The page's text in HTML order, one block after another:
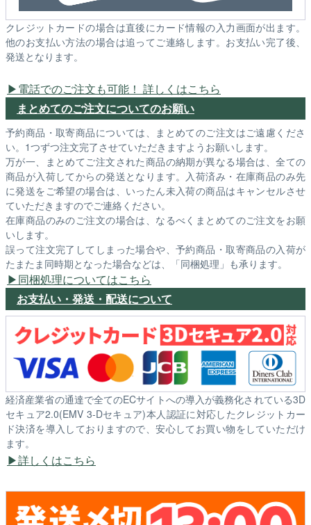
クレジットカードの場合は直後にカード情報の入力画面が出ます。
他のお支払い方法の場合は追ってご連絡します。お支払い完了後、
発送となります。
電話でのご注文も可能！ 詳しくはこちら
まとめてのご注文についてのお願い
予約商品・取寄商品については、まとめてのご注文はご遠慮くださ
い。1つずつ注文完了させていただきますようお願いします。
万が一、まとめてご注文された商品の納期が異なる場合は、全ての
商品が入荷してからの発送となります。入荷済み・在庫商品のみ先
に発送をご希望の場合は、いったん未入荷の商品はキャンセルさせ
ていただきますのでご連絡ください。
在庫商品のみのご注文の場合は、なるべくまとめてのご注文をお願
いします。
誤って注文完了してしまった場合や、予約商品・取寄商品の入荷が
たまたま同時期となった場合などは、「同梱処理」も承ります。
同梱処理についてはこちら
お支払い・発送・配送について
経済産業省の通達で全てのECサイトへの導入が義務化されている3D
セキュア2.0(EMV 3-Dセキュア)本人認証に対応したクレジットカー
ド決済を導入しておりますので、安心してお買い物をしていただけ
ます。
詳しくはこちら